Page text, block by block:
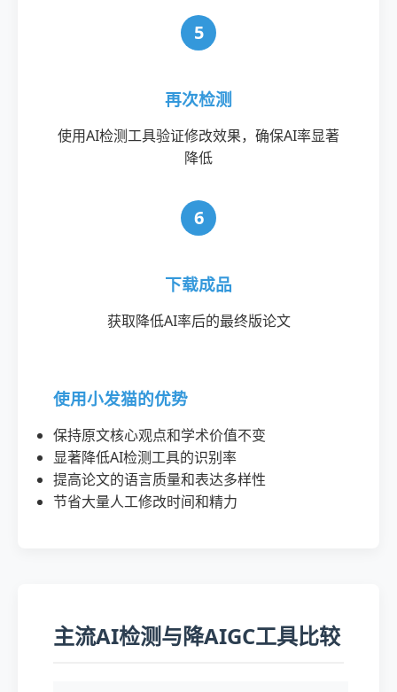
5
再次检测
使用AI检测工具验证修改效果，确保AI率显著
降低
6
下载成品
获取降低AI率后的最终版论文
使用小发猫的优势
保持原文核心观点和学术价值不变
显著降低AI检测工具的识别率
提高论文的语言质量和表达多样性
节省大量人工修改时间和精力
主流AI检测与降AIGC工具比较